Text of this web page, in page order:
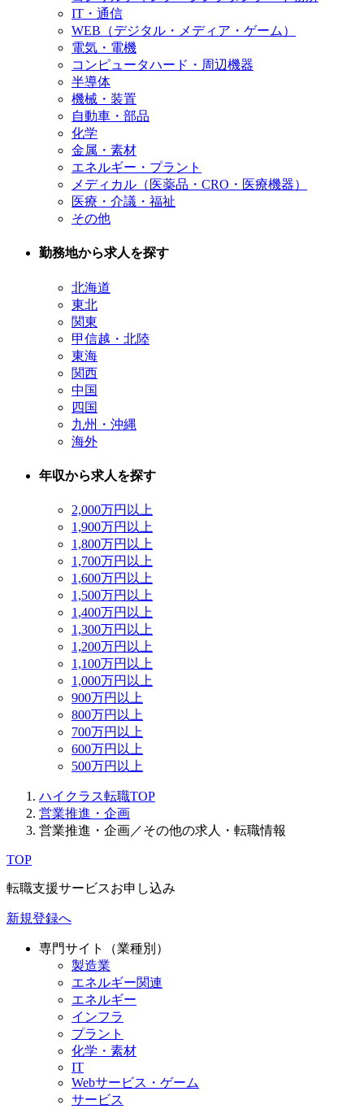
IT・通信
WEB（デジタル・メディア・ゲーム）
電気・電機
コンピュータハード・周辺機器
半導体
機械・装置
自動車・部品
化学
金属・素材
エネルギー・プラント
メディカル（医薬品・CRO・医療機器）
医療・介議・福祉
その他
勤務地から求人を探す
北海道
東北
関東
甲信越・北陸
東海
関西
中国
四国
九州・沖縄
海外
年収から求人を探す
2,000万円以上
1,900万円以上
1,800万円以上
1,700万円以上
1,600万円以上
1,500万円以上
1,400万円以上
1,300万円以上
1,200万円以上
1,100万円以上
1,000万円以上
900万円以上
800万円以上
700万円以上
600万円以上
500万円以上
ハイクラス転職TOP
営業推進・企画
営業推進・企画／その他の求人・転職情報
TOP
転職支援サービスお申し込み
新規登録へ
専門サイト（業種別）
製造業
エネルギー関連
エネルギー
インフラ
プラント
化学・素材
IT
Webサービス・ゲーム
サービス